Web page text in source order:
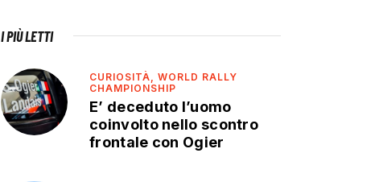
I PIÙ LETTI
CURIOSITÀ,WORLD RALLY
CHAMPIONSHIP
E’ deceduto l’uomo
coinvolto nello scontro
frontale con Ogier